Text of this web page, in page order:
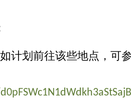
计划前往该些地点，可